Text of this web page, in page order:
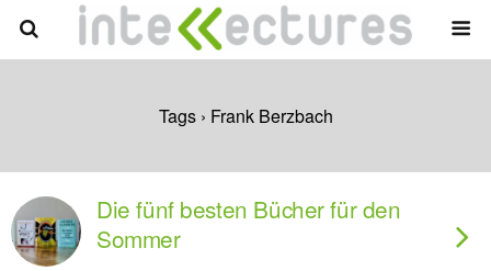
Tags › Frank Berzbach
Die fünf besten Bücher für den
Sommer